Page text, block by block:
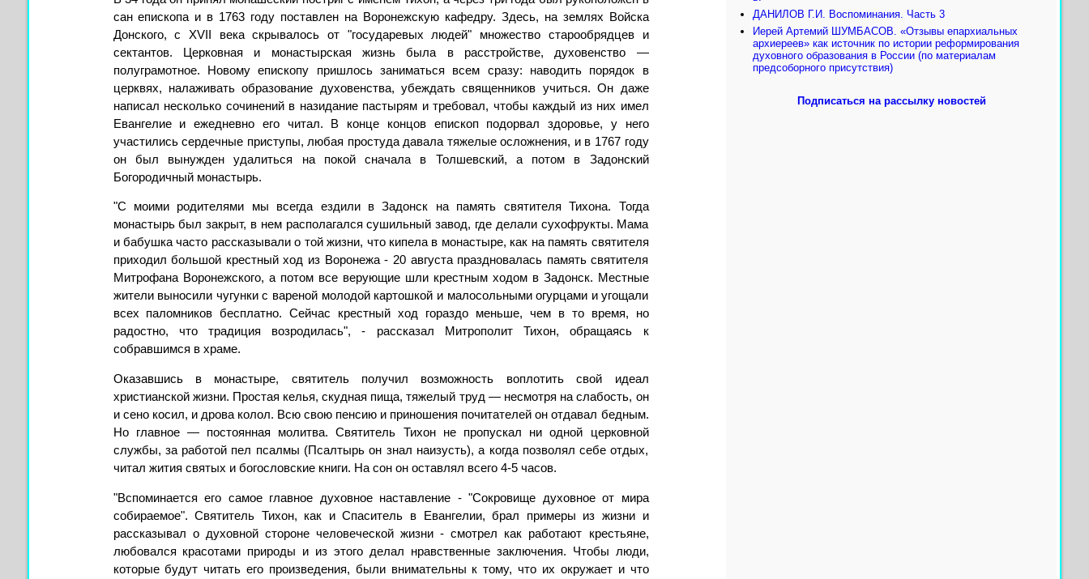
сан епископа и в 1763 году поставлен на Воронежскую кафедру. Здесь, на землях Войска
Донского, с XVII века скрывалось от "государевых людей" множество старообрядцев и
сектантов. Церковная и монастырская жизнь была в расстройстве, духовенство —
полуграмотное. Новому епископу пришлось заниматься всем сразу: наводить порядок в
церквях, налаживать образование духовенства, убеждать священников учиться. Он даже
написал несколько сочинений в назидание пастырям и требовал, чтобы каждый из них имел
Евангелие и ежедневно его читал. В конце концов епископ подорвал здоровье, у него
участились сердечные приступы, любая простуда давала тяжелые осложнения, и в 1767 году
он был вынужден удалиться на покой сначала в Толшевский, а потом в Задонский
Богородичный монастырь.
"С моими родителями мы всегда ездили в Задонск на память святителя Тихона. Тогда
монастырь был закрыт, в нем располагался сушильный завод, где делали сухофрукты. Мама
и бабушка часто рассказывали о той жизни, что кипела в монастыре, как на память святителя
приходил большой крестный ход из Воронежа - 20 августа праздновалась память святителя
Митрофана Воронежского, а потом все верующие шли крестным ходом в Задонск. Местные
жители выносили чугунки с вареной молодой картошкой и малосольными огурцами и угощали
всех паломников бесплатно. Сейчас крестный ход гораздо меньше, чем в то время, но
радостно, что традиция возродилась", - рассказал Митрополит Тихон, обращаясь к
собравшимся в храме.
Оказавшись в монастыре, святитель получил возможность воплотить свой идеал
христианской жизни. Простая келья, скудная пища, тяжелый труд — несмотря на слабость, он
и сено косил, и дрова колол. Всю свою пенсию и приношения почитателей он отдавал бедным.
Но главное — постоянная молитва. Святитель Тихон не пропускал ни одной церковной
службы, за работой пел псалмы (Псалтырь он знал наизусть), а когда позволял себе отдых,
читал жития святых и богословские книги. На сон он оставлял всего 4-5 часов.
"Вспоминается его самое главное духовное наставление - "Сокровище духовное от мира
собираемое". Святитель Тихон, как и Спаситель в Евангелии, брал примеры из жизни и
рассказывал о духовной стороне человеческой жизни - смотрел как работают крестьяне,
любовался красотами природы и из этого делал нравственные заключения. Чтобы люди,
которые будут читать его произведения, были внимательны к тому, что их окружает и что
ДАНИЛОВ Г.И. Воспоминания. Часть 3
Иерей Артемий ШУМБАСОВ. «Отзывы епархиальных
архиереев» как источник по истории реформирования
духовного образования в России (по материалам
предсоборного присутствия)
Подписаться на рассылку новостей